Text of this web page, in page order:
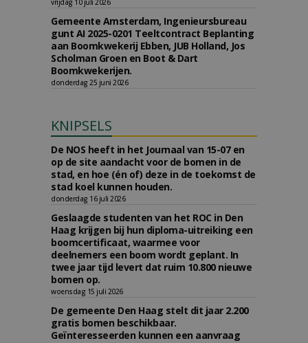
vrijdag 10 juli 2026
Gemeente Amsterdam, Ingenieursbureau
gunt AI 2025-0201 Teeltcontract Beplanting
aan Boomkwekerij Ebben, JUB Holland, Jos
Scholman Groen en Boot & Dart
Boomkwekerijen.
donderdag 25 juni 2026
KNIPSELS
De NOS heeft in het Journaal van 15-07 en
op de site aandacht voor de bomen in de
stad, en hoe (én of) deze in de toekomst de
stad koel kunnen houden.
donderdag 16 juli 2026
Geslaagde studenten van het ROC in Den
Haag krijgen bij hun diploma-uitreiking een
boomcertificaat, waarmee voor
deelnemers een boom wordt geplant. In
twee jaar tijd levert dat ruim 10.800 nieuwe
bomen op.
woensdag 15 juli 2026
De gemeente Den Haag stelt dit jaar 2.200
gratis bomen beschikbaar.
Geïnteresseerden kunnen een aanvraag